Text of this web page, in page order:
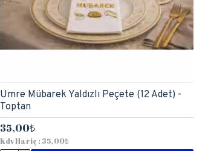
Umre Mübarek Yaldızlı Peçete (12 Adet) -
Toptan
35,00₺
Kdv Hariç : 35,00₺